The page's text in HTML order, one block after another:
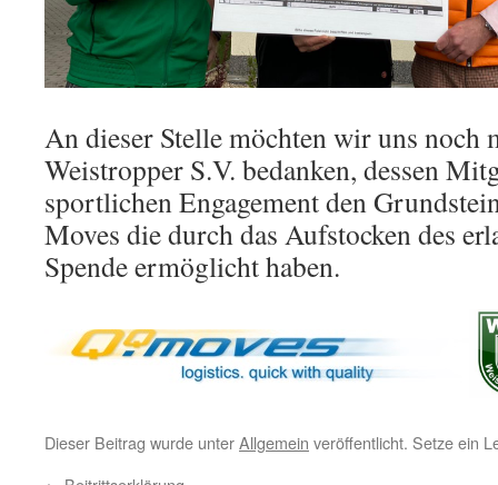
An dieser Stelle möchten wir uns noch
Weistropper S.V. bedanken, dessen
sportlichen Engagement den
Moves die durch das Aufstocken des
Spende ermöglicht haben.
Dieser Beitrag wurde unterAllgemein veröffentlicht. Setze ein